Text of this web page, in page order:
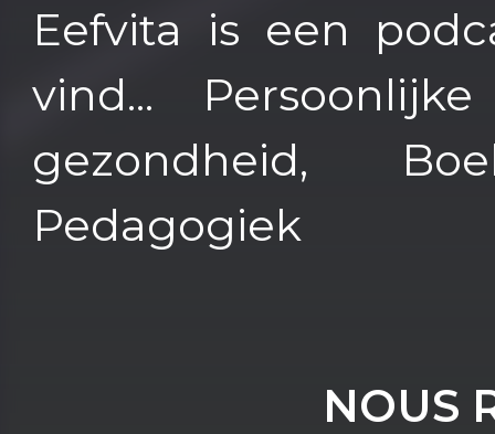
Eefvita is een
vind...
gezondheid,
Pedagogiek
NOUS